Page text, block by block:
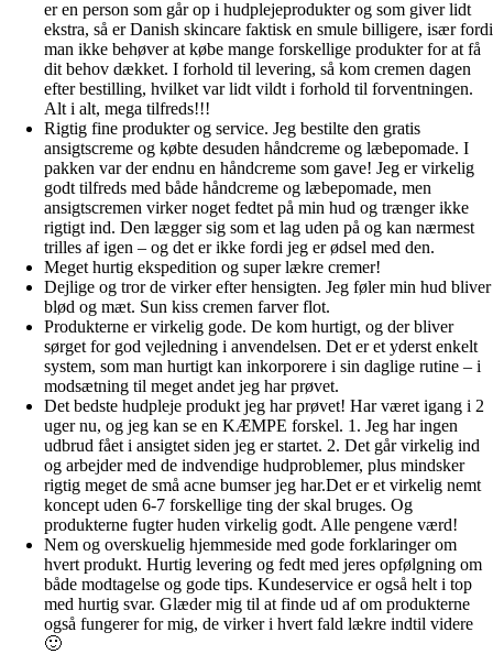
er en person som går op i hudplejeprodukter og som giver lidt
ekstra, så er Danish skincare faktisk en smule billigere, især fordi
man ikke behøver at købe mange forskellige produkter for at få
dit behov dækket. I forhold til levering, så kom cremen dagen
efter bestilling, hvilket var lidt vildt i forhold til forventningen.
Alt i alt, mega tilfreds!!!
Rigtig fine produkter og service. Jeg bestilte den gratis
ansigtscreme og købte desuden håndcreme og læbepomade. I
pakken var der endnu en håndcreme som gave! Jeg er virkelig
godt tilfreds med både håndcreme og læbepomade, men
ansigtscremen virker noget fedtet på min hud og trænger ikke
rigtigt ind. Den lægger sig som et lag uden på og kan nærmest
trilles af igen – og det er ikke fordi jeg er ødsel med den.
Meget hurtig ekspedition og super lækre cremer!
Dejlige og tror de virker efter hensigten. Jeg føler min hud bliver
blød og mæt. Sun kiss cremen farver flot.
Produkterne er virkelig gode. De kom hurtigt, og der bliver
sørget for god vejledning i anvendelsen. Det er et yderst enkelt
system, som man hurtigt kan inkorporere i sin daglige rutine – i
modsætning til meget andet jeg har prøvet.
Det bedste hudpleje produkt jeg har prøvet! Har været igang i 2
uger nu, og jeg kan se en KÆMPE forskel. 1. Jeg har ingen
udbrud fået i ansigtet siden jeg er startet. 2. Det går virkelig ind
og arbejder med de indvendige hudproblemer, plus mindsker
rigtig meget de små acne bumser jeg har.Det er et virkelig nemt
koncept uden 6-7 forskellige ting der skal bruges. Og
produkterne fugter huden virkelig godt. Alle pengene værd!
Nem og overskuelig hjemmeside med gode forklaringer om
hvert produkt. Hurtig levering og fedt med jeres opfølgning om
både modtagelse og gode tips. Kundeservice er også helt i top
med hurtig svar. Glæder mig til at finde ud af om produkterne
også fungerer for mig, de virker i hvert fald lækre indtil videre
🙂